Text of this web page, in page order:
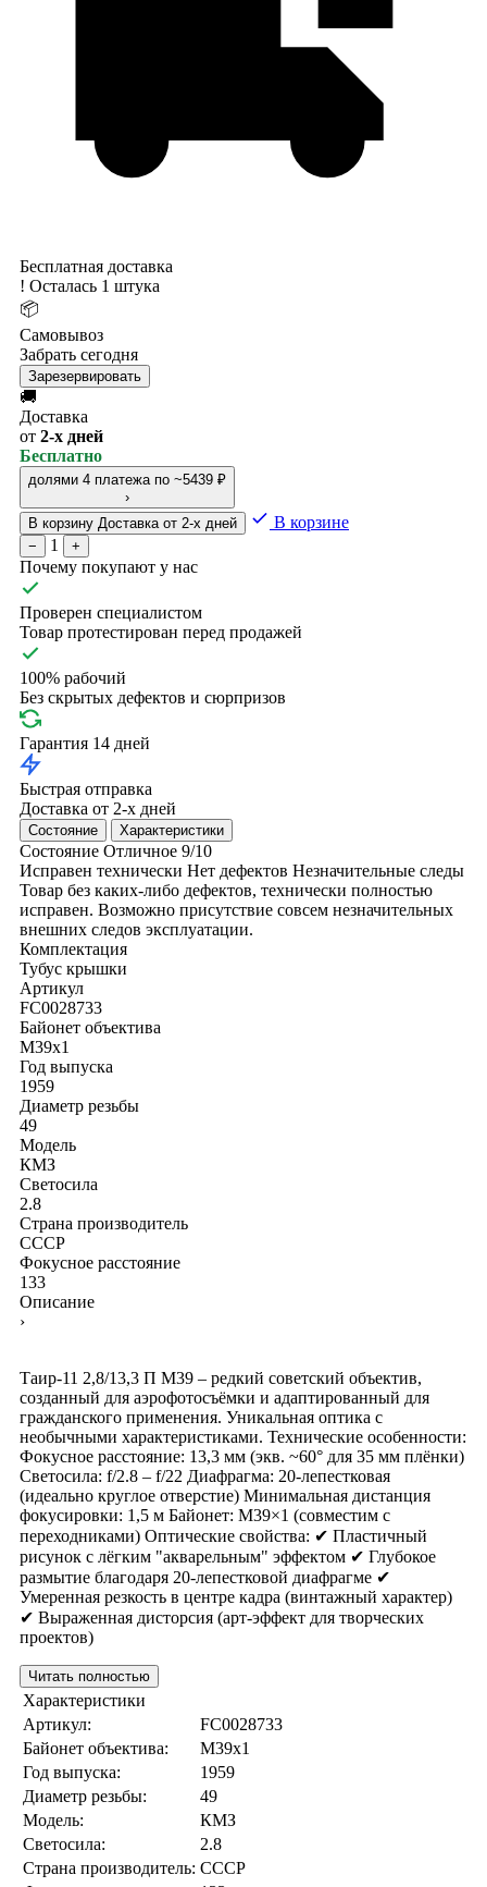
Бесплатная доставка
! Осталась 1 штука
📦
Самовывоз
Забрать сегодня
Зарезервировать
🚚
Доставка
от 2-х дней
Бесплатно
долями 4 платежа по ~5439 ₽
›
В корзину Доставка от 2-х дней В корзине
− 1 +
Почему покупают у нас
Проверен специалистом
Товар протестирован перед продажей
100% рабочий
Без скрытых дефектов и сюрпризов
Гарантия 14 дней
Быстрая отправка
Доставка от 2-х дней
Состояние Характеристики
Состояние Отличное 9/10
Исправен технически Нет дефектов Незначительные следы
Товар без каких-либо дефектов, технически полностью
исправен. Возможно присутствие совсем незначительных
внешних следов эксплуатации.
Комплектация
Тубус крышки
Артикул
FC0028733
Байонет объектива
M39x1
Год выпуска
1959
Диаметр резьбы
49
Модель
КМЗ
Светосила
2.8
Страна производитель
СССР
Фокусное расстояние
133
Описание
›
Таир-11 2,8/13,3 П М39 – редкий советский объектив,
созданный для аэрофотосъёмки и адаптированный для
гражданского применения. Уникальная оптика с
необычными характеристиками. Технические особенности:
Фокусное расстояние: 13,3 мм (экв. ~60° для 35 мм плёнки)
Светосила: f/2.8 – f/22 Диафрагма: 20-лепестковая
(идеально круглое отверстие) Минимальная дистанция
фокусировки: 1,5 м Байонет: M39×1 (совместим с
переходниками) Оптические свойства: ✔ Пластичный
рисунок с лёгким "акварельным" эффектом ✔ Глубокое
размытие благодаря 20-лепестковой диафрагме ✔
Умеренная резкость в центре кадра (винтажный характер)
✔ Выраженная дисторсия (арт-эффект для творческих
проектов)
Читать полностью
Характеристики
Артикул:
FC0028733
Байонет объектива:
M39x1
Год выпуска:
1959
Диаметр резьбы:
49
Модель:
КМЗ
Светосила:
2.8
Страна производитель: СССР